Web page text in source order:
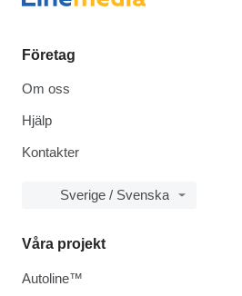
Företag
Om oss
Hjälp
Kontakter
Sverige / Svenska
Våra projekt
Autoline™